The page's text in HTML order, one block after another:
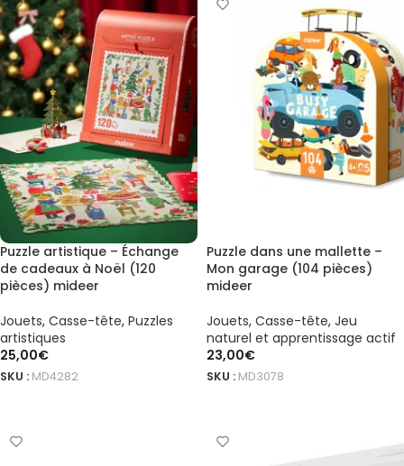
Puzzle artistique – Échange
de cadeaux à Noël (120
pièces) mideer
Jouets, Casse-tête, Puzzles
artistiques
25,00€
SKU : MD4282
Puzzle dans une mallette –
Mon garage (104 pièces)
mideer
Jouets, Casse-tête, Jeu
naturel et apprentissage actif
23,00€
SKU : MD3078